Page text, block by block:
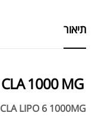
תיאור
LIPO 6 CLA 1000 MG
CLA LIPO 6 1000MG